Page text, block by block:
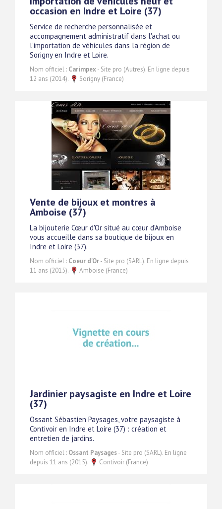
occasion en Indre et Loire (37)
Service de recherche personnalisée et
accompagnement administratif dans l'achat ou
l'importation de véhicules dans la région de
Sorigny en Indre et Loire.
Nom officiel : Carimpex- Site pro (Autres). En ligne depuis
12 ans (2014).
Sorigny (France)
Vente de bijoux et montres à
Amboise (37)
La bijouterie Cœur d'Or situé au cœur d'Amboise
vous accueille dans sa boutique de bijoux en
Indre et Loire (37).
Nom officiel : Coeur d'Or- Site pro (SARL). En ligne depuis
11 ans (2015).
Amboise (France)
Jardinier paysagiste en Indre et Loire
(37)
Ossant Sébastien Paysages, votre paysagiste à
Contivoir en Indre et Loire (37) : création et
entretien de jardins.
Nom officiel : Ossant Paysages- Site pro (SARL). En ligne
depuis 11 ans (2015).
Contivoir (France)